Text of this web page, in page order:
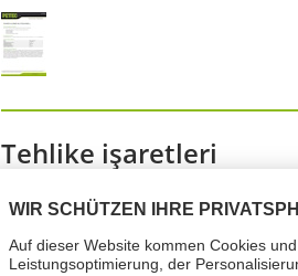
Tehlike işaretleri